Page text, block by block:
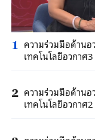
1 ความร่วมมือด้านอ
เทคโนโลยีอวกาศ3
2 ความร่วมมือด้านอ
เทคโนโลยีอวกาศ2